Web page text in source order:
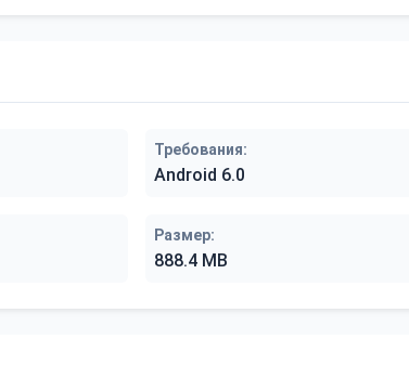
Требования:
Android 6.0
Размер:
888.4 MB